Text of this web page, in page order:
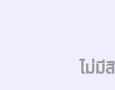
ไม่มี